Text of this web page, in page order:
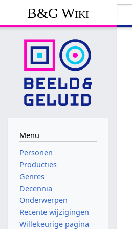
B&G Wiki
Menu
Personen
Producties
Genres
Decennia
Onderwerpen
Recente wijzigingen
Willekeurige pagina